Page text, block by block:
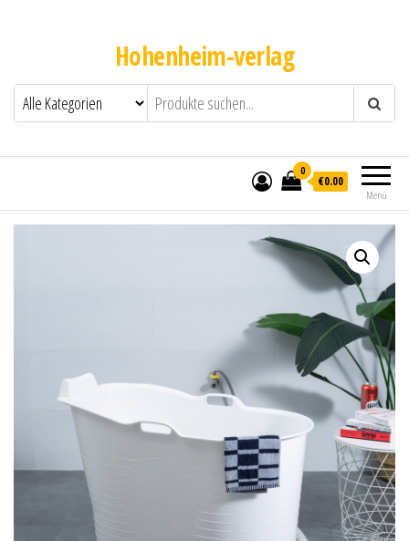
Hohenheim-verlag
Menü
0
€0.00